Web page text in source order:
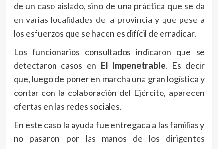
de un caso aislado, sino de una práctica que se da
en varias localidades de la provincia y que pese a
los esfuerzos que se hacen es difícil de erradicar.
Los funcionarios consultados indicaron que se
detectaron casos en El Impenetrable. Es decir
que, luego de poner en marcha una gran logística y
contar con la colaboración del Ejército, aparecen
ofertas en las redes sociales.
En este caso la ayuda fue entregada a las familias y
no pasaron por las manos de los dirigentes